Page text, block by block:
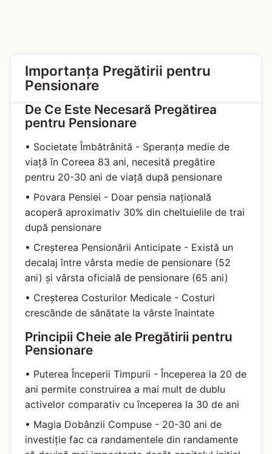
Importanța Pregătirii pentru
Pensionare
De Ce Este Necesară Pregătirea
pentru Pensionare
• Societate Îmbătrânită - Speranța medie de
viață în Coreea 83 ani, necesită pregătire
pentru 20-30 ani de viață după pensionare
• Povara Pensiei - Doar pensia națională
acoperă aproximativ 30% din cheltuielile de trai
după pensionare
• Creșterea Pensionării Anticipate - Există un
decalaj între vârsta medie de pensionare (52
ani) și vârsta oficială de pensionare (65 ani)
• Creșterea Costurilor Medicale - Costuri
crescânde de sănătate la vârste înaintate
Principii Cheie ale Pregătirii pentru
Pensionare
• Puterea Începerii Timpurii - Începerea la 20 de
ani permite construirea a mai mult de dublu
activelor comparativ cu începerea la 30 de ani
• Magia Dobânzii Compuse - 20-30 ani de
investiție fac ca randamentele din randamente